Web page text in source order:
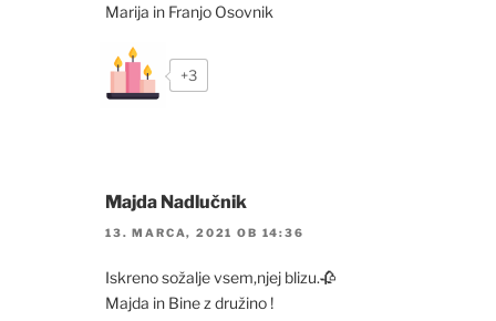
Marija in Franjo Osovnik
+3
Majda Nadlučnik
13. MARCA, 2021 OB 14:36
Iskreno sožalje vsem,njej blizu.🥀
Majda in Bine z družino !